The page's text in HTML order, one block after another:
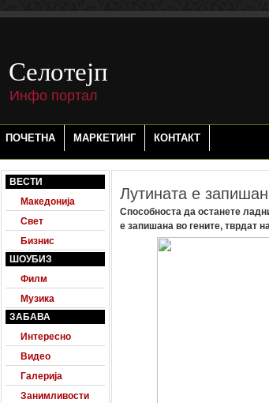
Селотејп
Инфо портал
ПОЧЕТНА МАРКЕТИНГ КОНТАКТ
ВЕСТИ
Македонија
Свет
Бизнис
ШОУБИЗ
Филм
Музика
ЗАБАВА
Интересно
Видео
Галерија
Занимливости
Лутината е
Способноста да останете
е запишана во гените, тврдат